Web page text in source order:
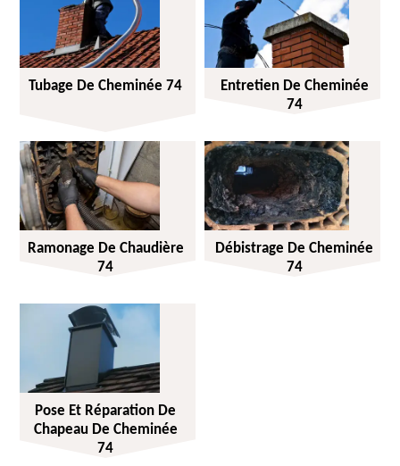
Tubage De Cheminée 74
Entretien De Cheminée
74
Ramonage De Chaudière
74
Débistrage De Cheminée
74
Pose Et Réparation De
Chapeau De Cheminée
74